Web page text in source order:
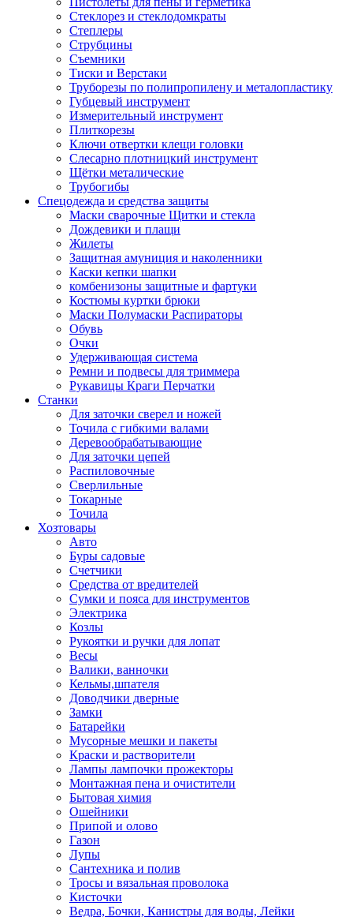
Стеклорез и стеклодомкраты
Степлеры
Струбцины
Съемники
Тиски и Верстаки
Труборезы по полипропилену и металопластику
Губцевый инструмент
Измерительный инструмент
Плиткорезы
Ключи отвертки клещи головки
Слесарно плотницкий инструмент
Щётки металические
Трубогибы
Спецодежда и средства защиты
Маски сварочные Щитки и стекла
Дождевики и плащи
Жилеты
Защитная амуниция и наколенники
Каски кепки шапки
комбенизоны защитные и фартуки
Костюмы куртки брюки
Маски Полумаски Распираторы
Обувь
Очки
Удерживающая система
Ремни и подвесы для триммера
Рукавицы Краги Перчатки
Станки
Для заточки сверел и ножей
Точила с гибкими валами
Деревообрабатывающие
Для заточки цепей
Распиловочные
Сверлильные
Токарные
Точила
Хозтовары
Авто
Буры садовые
Счетчики
Средства от вредителей
Сумки и пояса для инструментов
Электрика
Козлы
Рукоятки и ручки для лопат
Весы
Валики, ванночки
Кельмы,шпателя
Доводчики дверные
Замки
Батарейки
Мусорные мешки и пакеты
Краски и растворители
Лампы лампочки прожекторы
Монтажная пена и очистители
Бытовая химия
Ошейники
Припой и олово
Газон
Лупы
Сантехника и полив
Тросы и вязальная проволока
Кисточки
Ведра, Бочки, Канистры для воды, Лейки